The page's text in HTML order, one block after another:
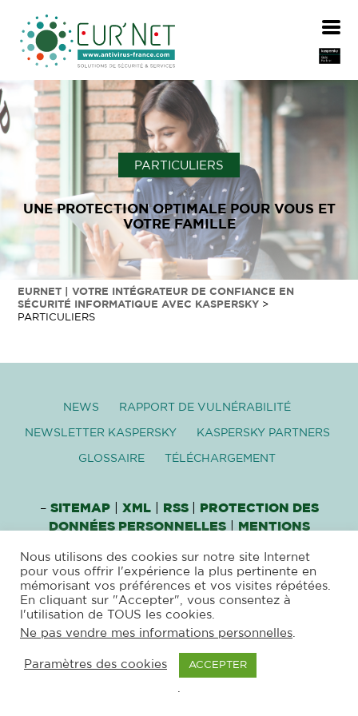
PARTICULIERS
UNE PROTECTION OPTIMALE POUR VOUS ET
VOTRE FAMILLE
EURNET | VOTRE INTÉGRATEUR DE CONFIANCE EN
SÉCURITÉ INFORMATIQUE AVEC KASPERSKY >
PARTICULIERS
NEWS RAPPORT DE VULNÉRABILITÉ
NEWSLETTER KASPERSKY KASPERSKY PARTNERS
GLOSSAIRE TÉLÉCHARGEMENT
– SITEMAP| XML| RSS
PROTECTION DES
DONNÉES PERSONNELLES|
MENTIONS
COPYRIGHT © 2026 ANTIVIRUS FRANCE –
EUR’NET – F 63120VOLLORE MONTAGNE
Nous utilisons des cookies sur notre site Internet
pour vous offrir l'expérience la plus pertinente en
mémorisant vos préférences et vos visites répétées.
En cliquant sur "Accepter", vous consentez à
l'utilisation de TOUS les cookies.
Ne pas vendre mes informations personnelles
Paramètres des cookies ACCEPTER
.